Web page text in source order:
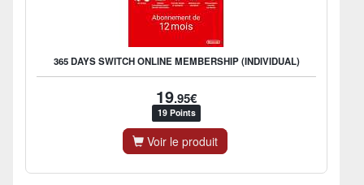
365 DAYS SWITCH ONLINE MEMBERSHIP (INDIVIDUAL)
19.95€
19 Points
Voir le produit